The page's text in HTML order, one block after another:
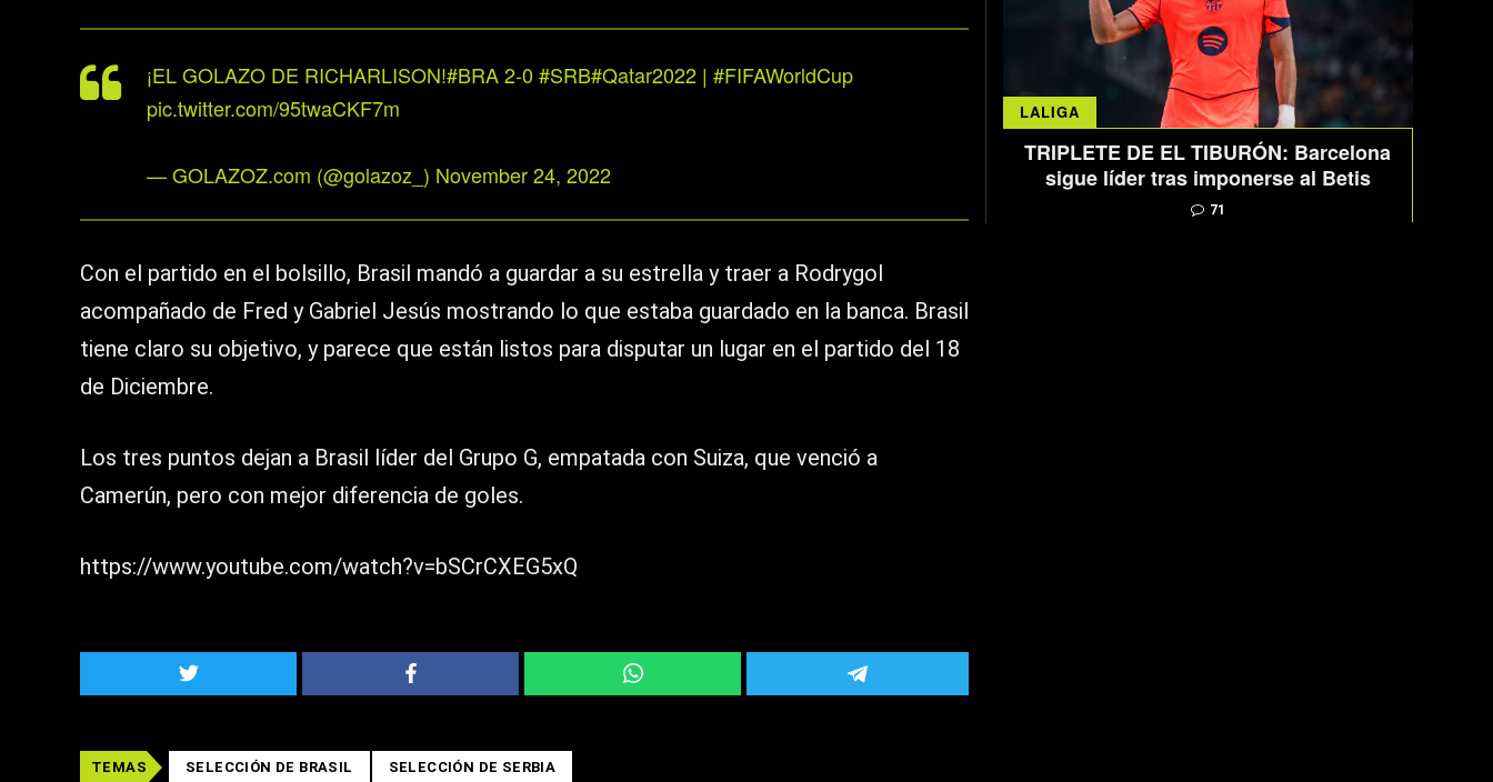
¡EL GOLAZO DE RICHARLISON!#BRA2-0 #SRB#Qatar2022 | #FIFAWorldCup
pic.twitter.com/95twaCKF7m
— GOLAZOZ.com (@golazoz_) November 24, 2022
Con el partido en el bolsillo, Brasil mandó a guardar a su estrella y traer a Rodrygol
acompañado de Fred y Gabriel Jesús mostrando lo que estaba guardado en la banca. Brasil
tiene claro su objetivo, y parece que están listos para disputar un lugar en el partido del 18
de Diciembre.
Los tres puntos dejan a Brasil líder del Grupo G, empatada con Suiza, que venció a
Camerún, pero con mejor diferencia de goles.
https://www.youtube.com/watch?v=bSCrCXEG5xQ
TEMAS SELECCIÓN DE BRASIL SELECCIÓN DE SERBIA
LALIGA
TRIPLETE DE EL TIBURÓN: Barcelona
sigue líder tras imponerse al Betis
71